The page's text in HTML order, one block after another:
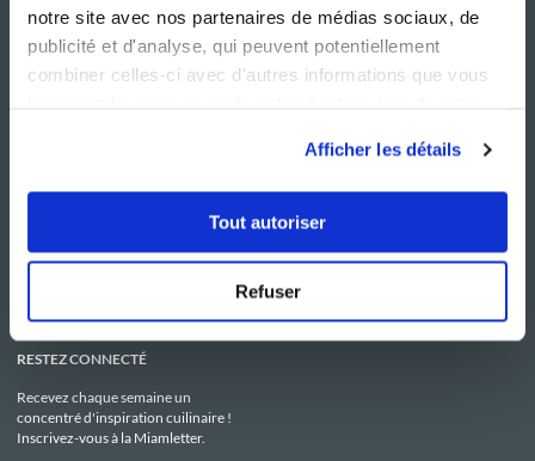
notre site avec nos partenaires de médias sociaux, de
publicité et d'analyse, qui peuvent potentiellement
combiner celles-ci avec d'autres informations que vous
Afficher les détails
Tout autoriser
Refuser
Le Mag'
Boutique
C.G.U
Politique de confidentialité
Utilisation des Cookies
RESTEZ CONNECTÉ
Recevez chaque semaine un
concentré d'inspiration cuilinaire !
Inscrivez-vous à la Miamletter.